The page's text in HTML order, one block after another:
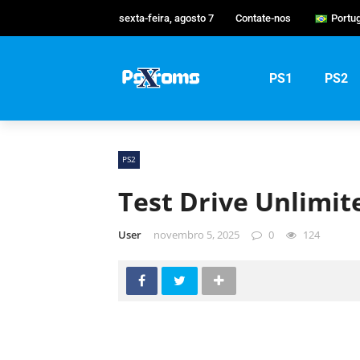
sexta-feira, agosto 7 Contate-nos
PS1 PS2
PS2
Test Drive
User novembro 5, 2025 0 124